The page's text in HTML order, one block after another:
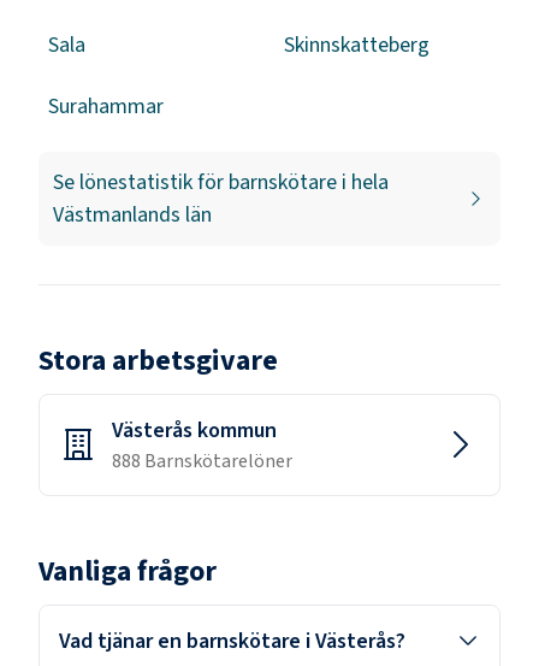
Sala Skinnskatteberg
Surahammar
Se lönestatistik för barnskötare i hela
Västmanlands län
Stora arbetsgivare
Västerås kommun
888 Barnskötarelöner
Vanliga frågor
Vad tjänar en barnskötare i Västerås?